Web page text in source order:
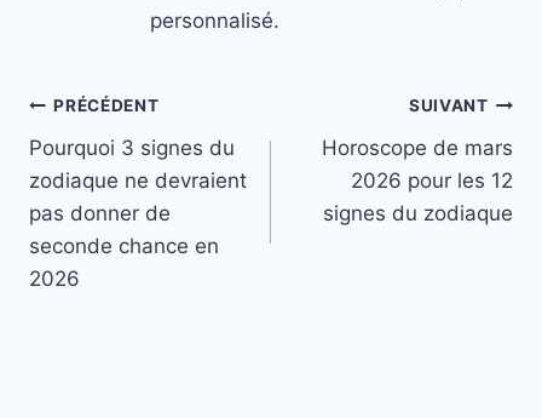
personnalisé.
Navigation
de
l’article
PRÉCÉDENT
Pourquoi 3 signes du
zodiaque ne devraient
pas donner de
seconde chance en
2026
SUIVANT
Horoscope de mars
2026 pour les 12
signes du zodiaque